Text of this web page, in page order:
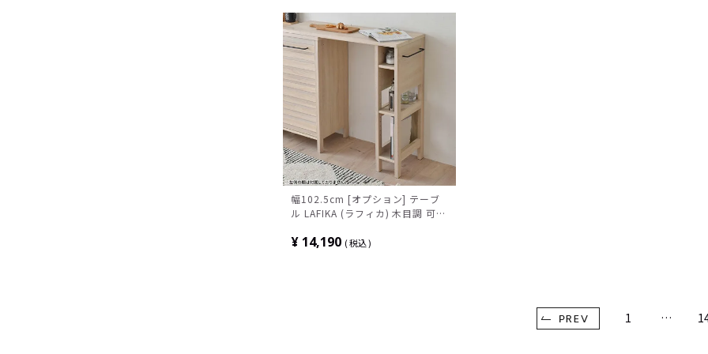
幅102.5cm [オプション] テーブ
ル LAFIKA (ラフィカ) 木目調 可動
収納 おしゃれ 北欧風 ホワイト ア
¥ 14,190 税込
1 …